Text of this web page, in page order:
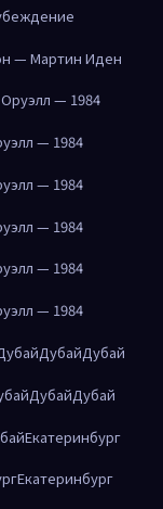
— Мартин Иден
— 1984
— 1984
— 1984
— 1984
— 1984
— 1984
ДубайДубай
ДубайДубай
Екатеринбург
Екатеринбург